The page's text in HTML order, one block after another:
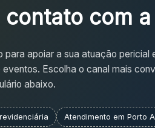
contato com a
para apoiar a sua atuação pericial
Escolha o canal mais
abaixo.
Atendimento em Porto